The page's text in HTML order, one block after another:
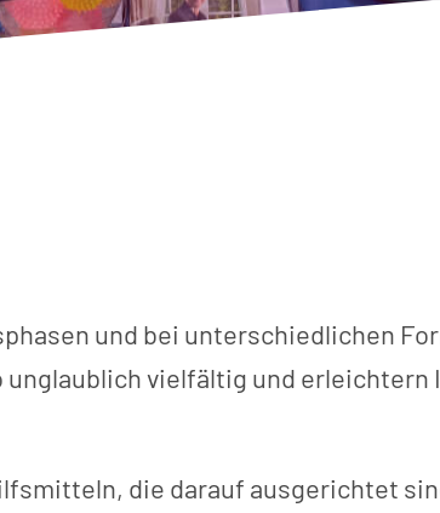
und bei unterschiedlichen
vielfältig und erleichtern
die darauf ausgerichtet